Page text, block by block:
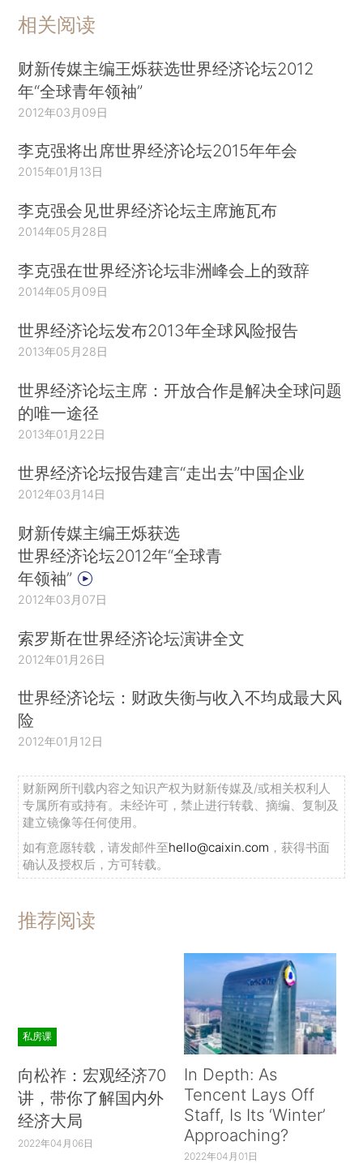
相关阅读
财新传媒主编王烁获选世界经济论坛2012
年“全球青年领袖”
2012年03月09日
李克强将出席世界经济论坛2015年年会
2015年01月13日
李克强会见世界经济论坛主席施瓦布
2014年05月28日
李克强在世界经济论坛非洲峰会上的致辞
2014年05月09日
世界经济论坛发布2013年全球风险报告
2013年05月28日
世界经济论坛主席：开放合作是解决全球问题
的唯一途径
2013年01月22日
世界经济论坛报告建言“走出去”中国企业
2012年03月14日
财新传媒主编王烁获选
世界经济论坛2012年“全球青
年领袖”
2012年03月07日
索罗斯在世界经济论坛演讲全文
2012年01月26日
世界经济论坛：财政失衡与收入不均成最大风
险
2012年01月12日
财新网所刊载内容之知识产权为财新传媒及/或相关权利人
专属所有或持有。未经许可，禁止进行转载、摘编、复制及
建立镜像等任何使用。
如有意愿转载，请发邮件至hello@caixin.com ，获得书面
确认及授权后，方可转载。
推荐阅读
私房课
向松祚：宏观经济70
讲，带你了解国内外
经济大局
2022年04月06日
In Depth: As
Tencent Lays Off
Staff, Is Its ‘Winter’
Approaching?
2022年04月01日